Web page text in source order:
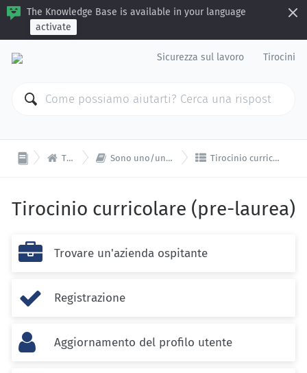
The Knowledge Base is available in your language
activate
Sicurezza sul lavoro Tirocini
 Tirocini  Sono uno/una studente/ssa  Tirocinio curricolare (pre-laurea)
Tirocinio curricolare (pre-laurea)
 Trovare un'azienda ospitante
 Registrazione
 Aggiornamento del profilo utente